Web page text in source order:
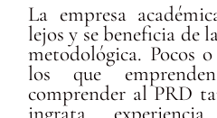
La empresa
lejos y se beneficia de
metodológica. Pocos
los que
comprender al PRD